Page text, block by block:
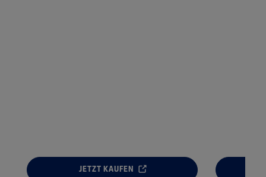
JETZT KAUFEN